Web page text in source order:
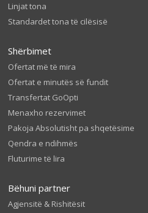
Linjat tona
Standardet tona të cilësisë
Shërbimet
Ofertat më të mira
Ofertat e minutës së fundit
Transfertat GoOpti
Menaxho rezervimet
Pakoja Absolutisht pa shqetësime
Qendra e ndihmës
Fluturime të lira
Bëhuni partner
Agjensitë & Rishitësit